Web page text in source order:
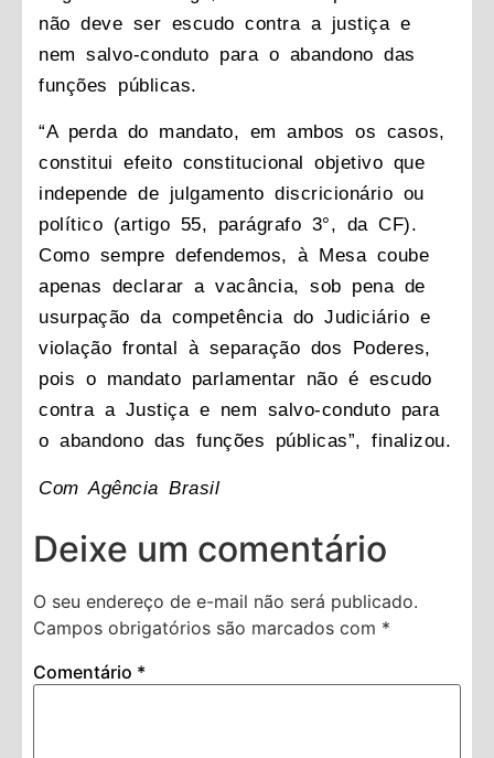
não deve ser escudo contra a justiça e
nem salvo-conduto para o abandono das
funções públicas.
“A perda do mandato, em ambos os casos,
constitui efeito constitucional objetivo que
independe de julgamento discricionário ou
político (artigo 55, parágrafo 3°, da CF).
Como sempre defendemos, à Mesa coube
apenas declarar a vacância, sob pena de
usurpação da competência do Judiciário e
violação frontal à separação dos Poderes,
pois o mandato parlamentar não é escudo
contra a Justiça e nem salvo-conduto para
o abandono das funções públicas”, finalizou.
Com Agência Brasil
Deixe um comentário
O seu endereço de e-mail não será publicado.
Campos obrigatórios são marcados com *
Comentário *